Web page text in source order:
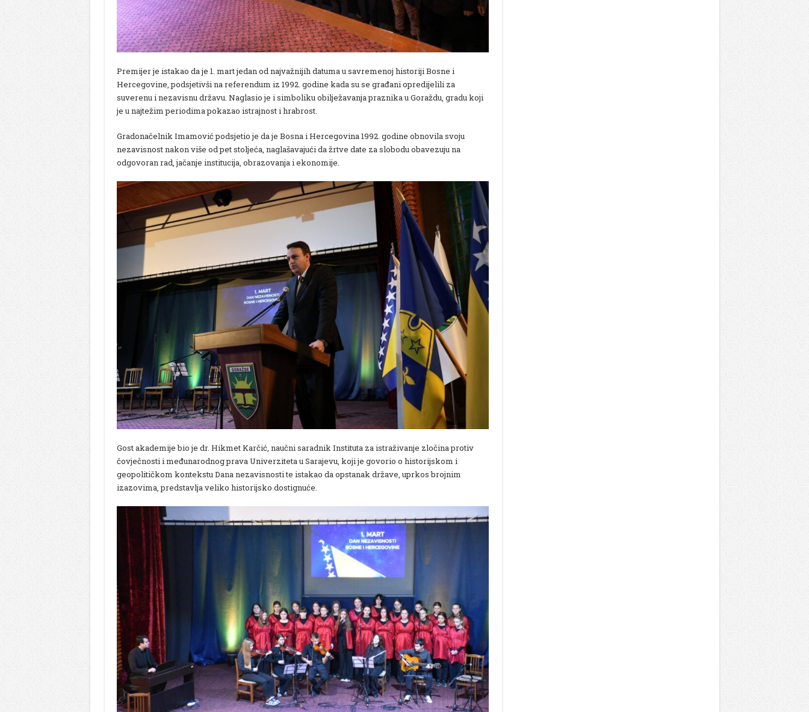
Premijer je istakao da je 1. mart jedan od najvažnijih datuma u savremenoj historiji Bosne i
Hercegovine, podsjetivši na referendum iz 1992. godine kada su se građani opredijelili za
suverenu i nezavisnu državu. Naglasio je i simboliku obilježavanja praznika u Goraždu, gradu koji
je u najtežim periodima pokazao istrajnost i hrabrost.
Gradonačelnik Imamović podsjetio je da je Bosna i Hercegovina 1992. godine obnovila svoju
nezavisnost nakon više od pet stoljeća, naglašavajući da žrtve date za slobodu obavezuju na
odgovoran rad, jačanje institucija, obrazovanja i ekonomije.
Gost akademije bio je dr. Hikmet Karčić, naučni saradnik Instituta za istraživanje zločina protiv
čovječnosti i međunarodnog prava Univerziteta u Sarajevu, koji je govorio o historijskom i
geopolitičkom kontekstu Dana nezavisnosti te istakao da opstanak države, uprkos brojnim
izazovima, predstavlja veliko historijsko dostignuće.